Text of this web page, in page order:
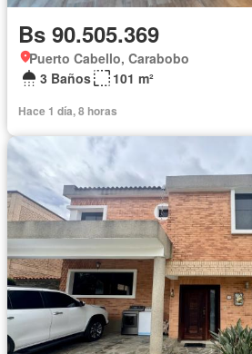
Bs 90.505.369
Puerto Cabello, Carabobo
3 Baños
101 m²
Hace 1 día, 8 horas